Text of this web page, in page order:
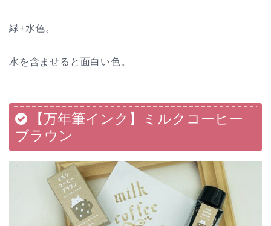
緑+水色。
水を含ませると面白い色。
【万年筆インク】ミルクコーヒー
ブラウン